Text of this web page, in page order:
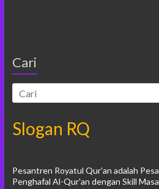
Cari
Slogan RQ
Pesantren Royatul Qur'an adalah
Penghafal Al-Qur'an dengan Skill